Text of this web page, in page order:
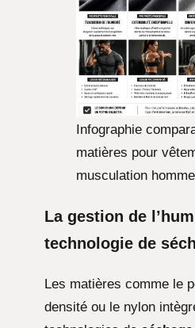
Infographie
matières pour
musculation homme
La gestion de
technologie de
Les matières comme le
densité ou le nylon